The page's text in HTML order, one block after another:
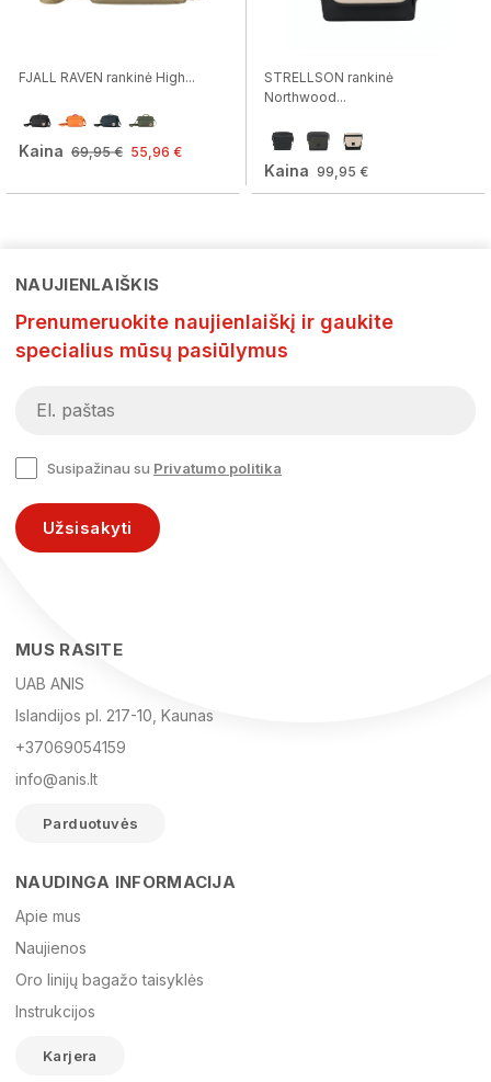
FJALL RAVEN rankinė High...
Kaina 69,95 € 55,96 €
STRELLSON rankinė
Northwood...
Kaina 99,95 €
El. paštas
Žinutė
NAUJIENLAIŠKIS
Prenumeruokite naujienlaiškį ir gaukite
specialius mūsų pasiūlymus
Susipažinau su Privatumo politika
Užsisakyti
MUS RASITE
UAB ANIS
Islandijos pl. 217-10, Kaunas
+37069054159
info@anis.lt
Parduotuvės
NAUDINGA INFORMACIJA
Apie mus
Naujienos
Oro linijų bagažo taisyklės
Instrukcijos
Karjera